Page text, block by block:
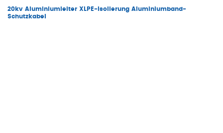
20kv Aluminiumleiter XLPE-Isolierung Aluminiumband-
Schutzkabel